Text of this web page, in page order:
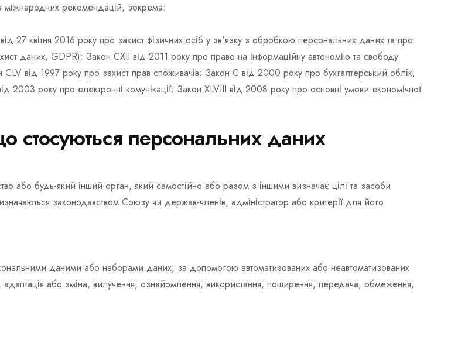
міжнародних рекомендацій, зокрема:
квітня 2016 року про захист фізичних осіб у зв'язку з обробкою персональних даних та про
даних, GDPR); Закон CXII від 2011 року про право на інформаційну автономію та свободу
від 1997 року про захист прав споживачів; Закон C від 2000 року про бухгалтерський облік;
2003 року про електронні комунікації; Закон XLVIII від 2008 року про основні умови економічної
стосуються персональних даних
або будь-який інший орган, який самостійно або разом з іншими визначає цілі та засоби
законодавством Союзу чи держав-членів, адміністратор або критерії для його
даними або наборами даних, за допомогою автоматизованих або неавтоматизованих
адаптація або зміна, вилучення, ознайомлення, використання, поширення, передача, обмеження,